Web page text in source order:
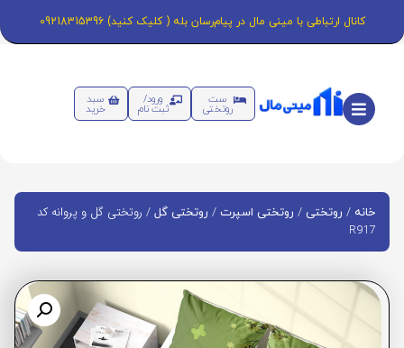
کانال ارتباطی با مینی مال در پیام‌رسان بله ( کلیک کنید) 09218315396
ست
روتختی
ورود/
ثبت نام
سبد
خرید
خانه / روتختی / روتختی اسپرت / روتختی گل / روتختی گل و پروانه کد
R917